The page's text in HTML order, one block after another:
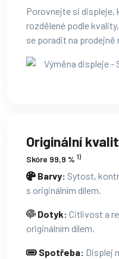
Porovnejte si displeje,
rozdělené podle
se poradit na prodejně
Originální
Skóre 99,9 % 1)
Barvy: Sytost,
s originálním dílem.
Dotyk: Citlivost a
originálním dílem.
Spotřeba: Displej